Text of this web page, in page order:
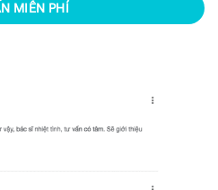
MIỄN PHÍ